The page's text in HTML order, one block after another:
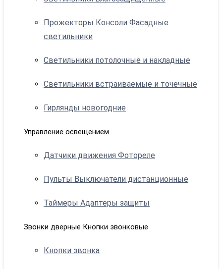
Прожекторы Консоли Фасадные
светильники
Светильники потолочные и накладные
Светильники встраиваемые и точечные
Гирлянды новогодние
Управление освещением
Датчики движения Фотореле
Пульты Выключатели дистанционные
Таймеры Адаптеры защиты
Звонки дверные Кнопки звонковые
Кнопки звонка